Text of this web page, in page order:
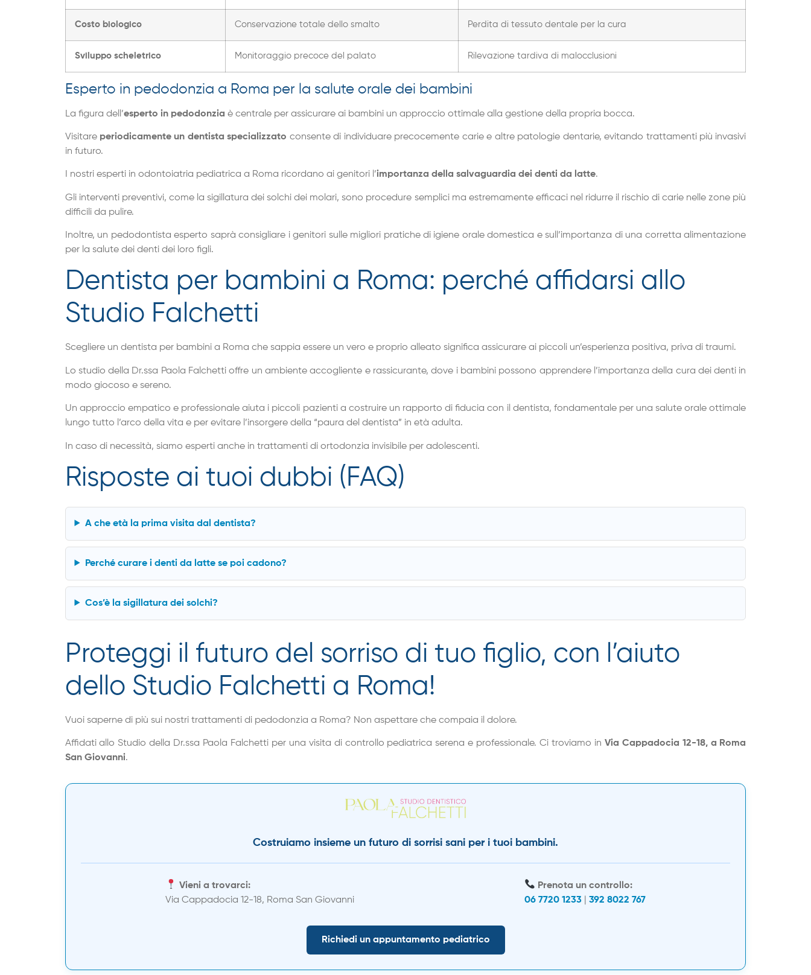
Costo biologico Conservazione totale dello smalto Perdita di tessuto dentale per la cura
Sviluppo scheletrico Monitoraggio precoce del palato Rilevazione tardiva di malocclusioni
Esperto in pedodonzia a Roma per la salute orale dei bambini
La figura dell’esperto in pedodonzia è centrale per assicurare ai bambini un approccio ottimale alla gestione della propria bocca.
Visitare periodicamente un dentista specializzato consente di individuare precocemente carie e altre patologie dentarie, evitando trattamenti più invasivi
in futuro.
I nostri esperti in odontoiatria pediatrica a Roma ricordano ai genitori l’importanza della salvaguardia dei denti da latte.
Gli interventi preventivi, come la sigillatura dei solchi dei molari, sono procedure semplici ma estremamente efficaci nel ridurre il rischio di carie nelle zone più
difficili da pulire.
Inoltre, un pedodontista esperto saprà consigliare i genitori sulle migliori pratiche di igiene orale domestica e sull’importanza di una corretta alimentazione
per la salute dei denti dei loro figli.
Dentista per bambini a Roma: perché affidarsi allo
Studio Falchetti
Scegliere un dentista per bambini a Roma che sappia essere un vero e proprio alleato significa assicurare ai piccoli un’esperienza positiva, priva di traumi.
Lo studio della Dr.ssa Paola Falchetti offre un ambiente accogliente e rassicurante, dove i bambini possono apprendere l’importanza della cura dei denti in
modo giocoso e sereno.
Un approccio empatico e professionale aiuta i piccoli pazienti a costruire un rapporto di fiducia con il dentista, fondamentale per una salute orale ottimale
lungo tutto l’arco della vita e per evitare l’insorgere della “paura del dentista” in età adulta.
In caso di necessità, siamo esperti anche in trattamenti di ortodonzia invisibile per adolescenti.
Risposte ai tuoi dubbi (FAQ)
A che età la prima visita dal dentista?
Perché curare i denti da latte se poi cadono?
Cos’è la sigillatura dei solchi?
Proteggi il futuro del sorriso di tuo figlio, con l’aiuto
dello Studio Falchetti a Roma!
Vuoi saperne di più sui nostri trattamenti di pedodonzia a Roma? Non aspettare che compaia il dolore.
Affidati allo Studio della Dr.ssa Paola Falchetti per una visita di controllo pediatrica serena e professionale. Ci troviamo in Via Cappadocia 12-18, a Roma
San Giovanni.
Costruiamo insieme un futuro di sorrisi sani per i tuoi bambini.
Vieni a trovarci:
Via Cappadocia 12-18, Roma San Giovanni
Prenota un controllo:
06 7720 1233| 392 8022 767
Richiedi un appuntamento pediatrico